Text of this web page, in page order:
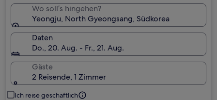
Wo soll’s hingehen?
Yeongju, North Gyeongsang, Südkorea
Daten
Do., 20. Aug. - Fr., 21. Aug.
Gäste
2 Reisende, 1 Zimmer
Ich reise geschäftlich